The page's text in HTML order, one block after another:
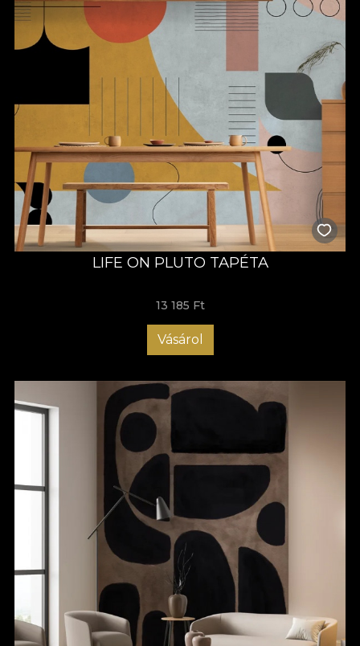
LIFE ON PLUTO TAPÉTA
13 185 Ft
Vásárol